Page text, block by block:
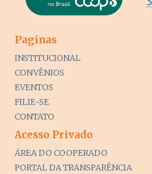
Paginas
INSTITUCIONAL
CONVÊNIOS
EVENTOS
FILIE-SE
CONTATO
Acesso Privado
ÁREA DO COOPERADO
PORTAL DA TRANSPARÊNCIA